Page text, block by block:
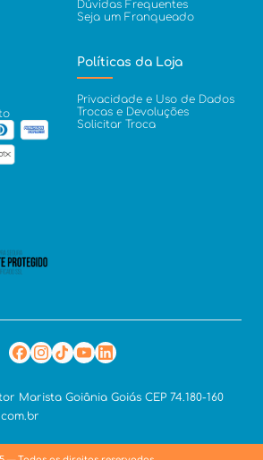
Dúvidas Frequentes
Seja um Franqueado
Políticas da Loja
Privacidade e Uso de Dados
Trocas e Devoluções
Solicitar Troca
Marista Goiânia Goiás CEP 74.180-160